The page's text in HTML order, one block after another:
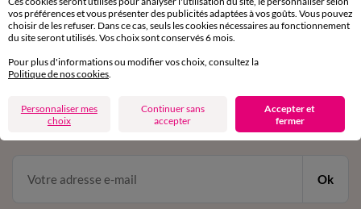
de 8h00 à 20h00 du lundi au samedi
en vous inscrivant à la newsletter
dès 20€ d’achat
conditions dans votre email de confirmation
Ok
vos préférences et vous présenter des publicités adaptées à vos goûts. Vous pouvez
choisir de les refuser. Dans ce cas, seuls les cookies nécessaires au fonctionnement
du site seront utilisés. Vos choix sont conservés 6 mois.
Pour plus d'informations ou modifier vos choix, consultez la
Politique de nos cookies.
Personnaliser mes
choix
Continuer sans
accepter
Accepter et
fermer